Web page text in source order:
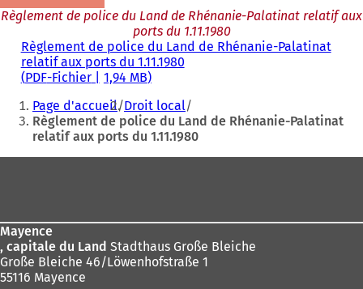
Règlement de police du Land de Rhénanie-Palatinat relatif aux
ports du 1.11.1980
Règlement de police du Land de Rhénanie-Palatinat
relatif aux ports du 1.11.1980
PDF-Fichier 1,94 MB
Vous
êtes
:
Page d'accueil Droit local
Règlement de police du Land de Rhénanie-Palatinat
relatif aux ports du 1.11.1980
Mayence
, capitale du Land Stadthaus Große Bleiche
Große Bleiche 46/Löwenhofstraße 1
55116 Mayence